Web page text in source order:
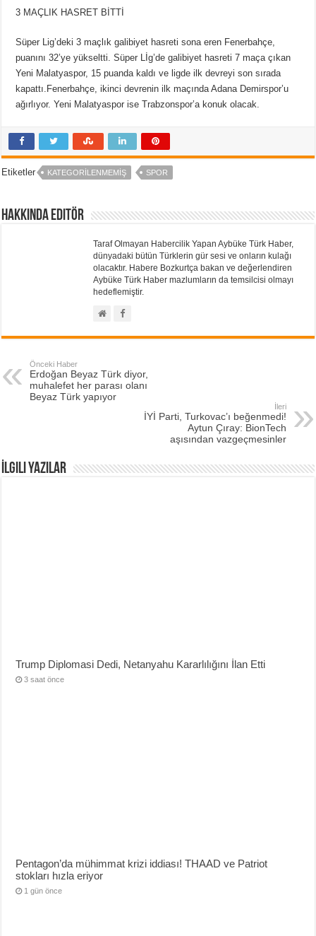
3 MAÇLIK HASRET BİTTİ
Süper Lig’deki 3 maçlık galibiyet hasreti sona eren Fenerbahçe,
puanını 32’ye yükseltti. Süper Lİg’de galibiyet hasreti 7 maça çıkan
Yeni Malatyaspor, 15 puanda kaldı ve ligde ilk devreyi son sırada
kapattı.Fenerbahçe, ikinci devrenin ilk maçında Adana Demirspor’u
ağırlıyor. Yeni Malatyaspor ise Trabzonspor’a konuk olacak.
Etiketler KATEGORILENMEMIŞ SPOR
Hakkında Editör
Taraf Olmayan Habercilik Yapan Aybüke Türk Haber,
dünyadaki bütün Türklerin gür sesi ve onların kulağı
olacaktır. Habere Bozkurtça bakan ve değerlendiren
Aybüke Türk Haber mazlumların da temsilcisi olmayı
hedeflemiştir.
Önceki Haber
Erdoğan Beyaz Türk diyor,
muhalefet her parası olanı
Beyaz Türk yapıyor
İleri
İYİ Parti, Turkovac’ı beğenmedi!
Aytun Çıray: BionTech
aşısından vazgeçmesinler
İlgili Yazılar
Trump Diplomasi Dedi, Netanyahu Kararlılığını İlan Etti
3 saat önce
Pentagon’da mühimmat krizi iddiası! THAAD ve Patriot
stokları hızla eriyor
1 gün önce